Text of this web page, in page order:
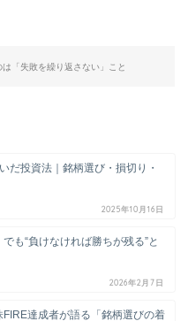
「失敗を繰り返さない」こと
だ投資法｜銘柄選び・損切り・
2025年10月16日
も“負けなければ勝ちが残る”と
2026年2月7日
FIRE達成者が語る「銘柄選びの着